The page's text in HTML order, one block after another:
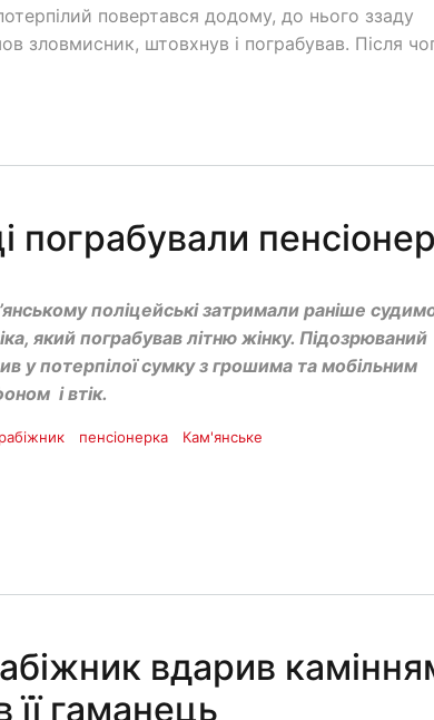
повертався додому, до нього ззаду
зловмисник, штовхнув і пограбував. Після
пограбували
поліцейські затримали раніше
який пограбував літню жінку. Підозрюваний
у потерпілої сумку з грошима та мобільним
і втік.
пенсіонерка Кам'янське
вдарив
її гаманець